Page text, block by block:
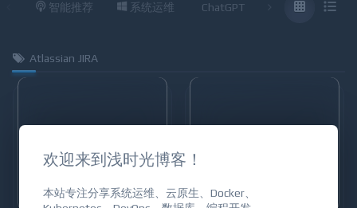
智能推荐 系统运维 ChatGPT 云原生
Atlassian JIRA
欢迎来到浅时光博客！
本站专注分享系统运维、云原生、Docker、